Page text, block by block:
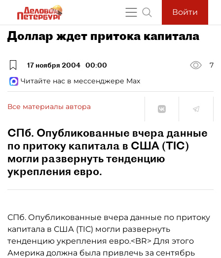
Войти
Доллар ждет притока капитала
17 ноября 2004 00:00
7
Читайте нас в мессенджере Max
Все материалы автора
СПб. Опубликованные вчера данные
по притоку капитала в США (TIC)
могли развернуть тенденцию
укрепления евро.
СПб. Опубликованные вчера данные по притоку
капитала в США (TIC) могли развернуть
тенденцию укрепления евро.<BR> Для этого
Америка должна была привлечь за сентябрь